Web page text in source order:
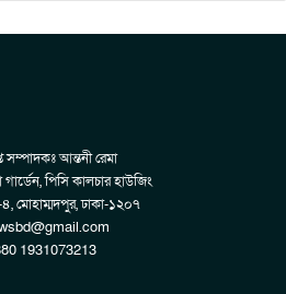
সম্পাদকঃ আন্তনী রেমা
পিসি কালচার হাউজিং
মোহাম্মদপুর, ঢাকা-১২০৭
1931073213